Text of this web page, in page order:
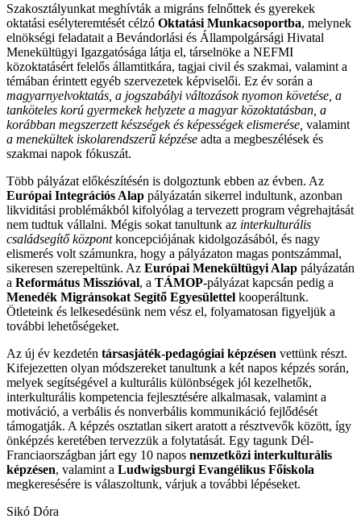
Szakosztályunkat meghívták a migráns felnőttek és gyerekek
oktatási esélyteremtését célzó Oktatási Munkacsoportba, melynek
elnökségi feladatait a Bevándorlási és Állampolgársági Hivatal
Menekültügyi Igazgatósága látja el, társelnöke a NEFMI
közoktatásért felelős államtitkára, tagjai civil és szakmai, valamint a
témában érintett egyéb szervezetek képviselői. Ez év során a
magyarnyelvoktatás, a jogszabályi változások nyomon követése, a
tanköteles korú gyermekek helyzete a magyar közoktatásban, a
korábban megszerzett készségek és képességek elismerése, valamint
a menekültek iskolarendszerű képzése adta a megbeszélések és
szakmai napok fókuszát.
Több pályázat előkészítésén is dolgoztunk ebben az évben. Az
Európai Integrációs Alap pályázatán sikerrel indultunk, azonban
likviditási problémákból kifolyólag a tervezett program végrehajtását
nem tudtuk vállalni. Mégis sokat tanultunk az interkulturális
családsegítő központkoncepciójának kidolgozásából, és nagy
elismerés volt számunkra, hogy a pályázaton magas pontszámmal,
sikeresen szerepeltünk. Az Európai Menekültügyi Alap pályázatán
a Református Misszióval, a TÁMOP-pályázat kapcsán pedig a
Menedék Migránsokat Segítő Egyesülettel kooperáltunk.
Ötleteink és lelkesedésünk nem vész el, folyamatosan figyeljük a
további lehetőségeket.
Az új év kezdetén társasjáték-pedagógiai képzésen vettünk részt.
Kifejezetten olyan módszereket tanultunk a két napos képzés során,
melyek segítségével a kulturális különbségek jól kezelhetők,
interkulturális kompetencia fejlesztésére alkalmasak, valamint a
motiváció, a verbális és nonverbális kommunikáció fejlődését
támogatják. A képzés osztatlan sikert aratott a résztvevők között, így
önképzés keretében tervezzük a folytatását. Egy tagunk Dél-
Franciaországban járt egy 10 napos nemzetközi interkulturális
képzésen, valamint a Ludwigsburgi Evangélikus Főiskola
megkeresésére is válaszoltunk, várjuk a további lépéseket.
Sikó Dóra